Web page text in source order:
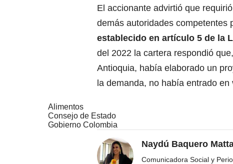
El accionante advirtió que
demás autoridades competentes
establecido en artículo 5 de la
del 2022 la cartera respondió
Antioquia, había elaborado un
la demanda, no había entrado
Alimentos
Consejo de Estado
Gobierno Colombia
Naydú Baquero
Comunicadora Social y